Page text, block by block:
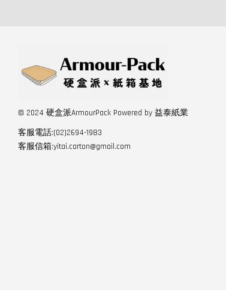
© 2024 硬盒派ArmourPack Powered by 益泰紙業
客服電話:(02)2694-1983
客服信箱:yitai.carton@gmail.com